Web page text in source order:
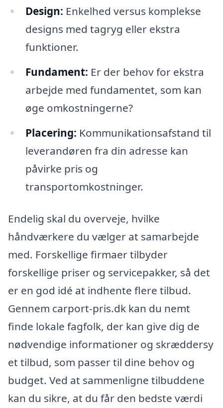
Design: Enkelhed versus komplekse
designs med tagryg eller ekstra
funktioner.
Fundament: Er der behov for ekstra
arbejde med fundamentet, som kan
øge omkostningerne?
Placering: Kommunikationsafstand til
leverandøren fra din adresse kan
påvirke pris og
transportomkostninger.
Endelig skal du overveje, hvilke
håndværkere du vælger at samarbejde
med. Forskellige firmaer tilbyder
forskellige priser og servicepakker, så det
er en god idé at indhente flere tilbud.
Gennem carport-pris.dk kan du nemt
finde lokale fagfolk, der kan give dig de
nødvendige informationer og skræddersy
et tilbud, som passer til dine behov og
budget. Ved at sammenligne tilbuddene
kan du sikre, at du får den bedste værdi